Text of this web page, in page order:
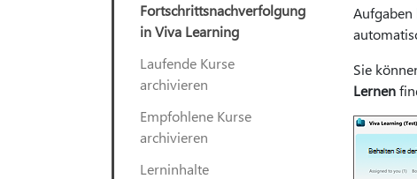
Fortschrittsnachverfolgung
in Viva Learning
Laufende Kurse
archivieren
Empfohlene Kurse
archivieren
Lerninhalte
Sie
Lernen